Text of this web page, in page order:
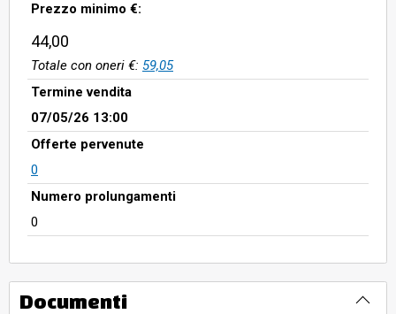
Prezzo minimo €:
44,00
Totale con oneri €: 59,05
Termine vendita
07/05/26 13:00
Offerte pervenute
0
Numero prolungamenti
0
Documenti